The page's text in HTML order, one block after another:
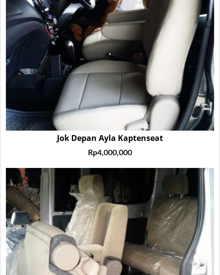
Jok Depan Ayla Kaptenseat
Rp4,000,000